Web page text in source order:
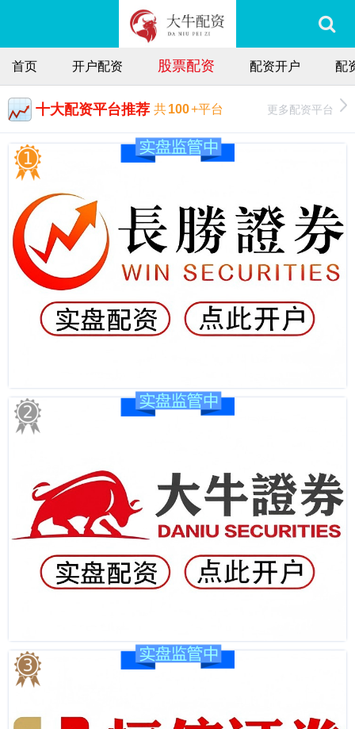
首页 开户配资 股票配资 配资开户 配
十大配资平台推荐 共100+平台 更多配资平台